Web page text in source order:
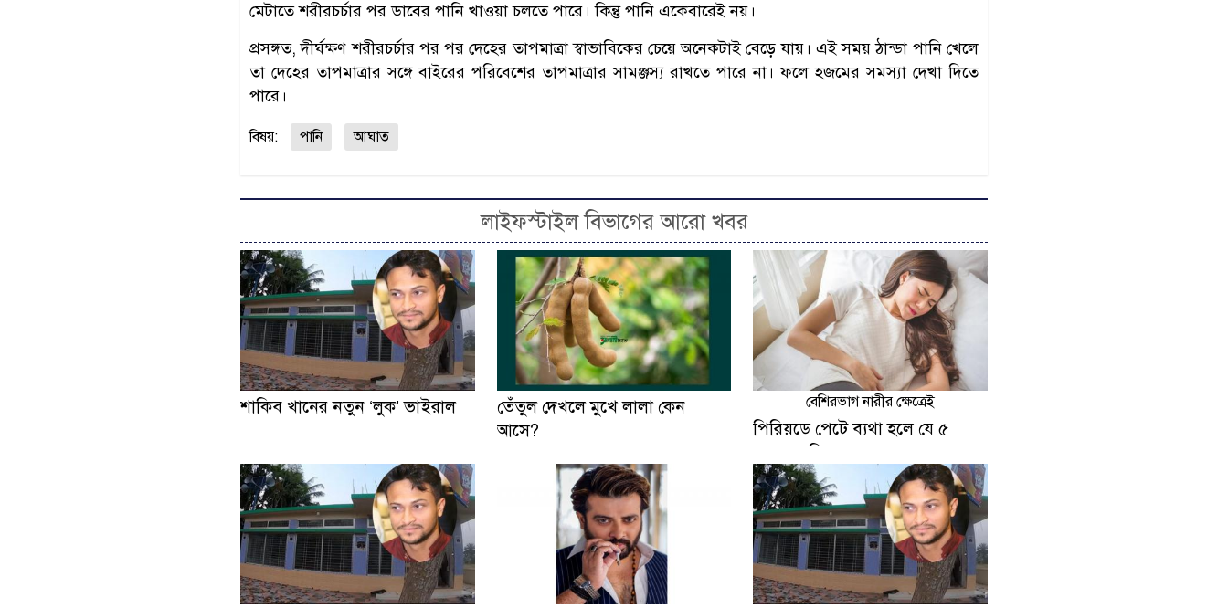
মেটাতে শরীরচর্চার পর ডাবের পানি খাওয়া চলতে পারে। কিন্তু পানি একেবারেই নয়।
প্রসঙ্গত, দীর্ঘক্ষণ শরীরচর্চার পর পর দেহের তাপমাত্রা স্বাভাবিকের চেয়ে অনেকটাই বেড়ে যায়। এই সময় ঠান্ডা পানি খেলে
তা দেহের তাপমাত্রার সঙ্গে বাইরের পরিবেশের তাপমাত্রার সামঞ্জস্য রাখতে পারে না। ফলে হজমের সমস্যা দেখা দিতে
পারে।
বিষয়: পানি আঘাত
লাইফস্টাইল বিভাগের আরো খবর
শাকিব খানের নতুন ‍‍‘লুক‍‍’ ভাইরাল
তেঁতুল দেখলে মুখে লালা কেন
আসে?
বেশিরভাগ নারীর ক্ষেত্রেই
পিরিয়ডে পেটে ব্যথা হলে যে ৫
খাবার এড়িয়ে চলবেন